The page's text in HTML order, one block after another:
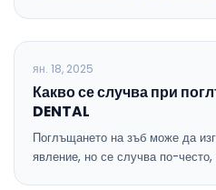
БЛОГ
ян. 18, 2025
Какво се случва при
DENTAL
Поглъщането на зъб може да
явление, но се случва по-